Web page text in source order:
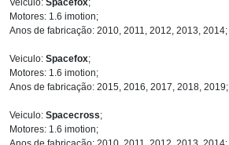
Motores: 1.6 imotion;
Anos de fabricação: 2010, 2011, 2012, 2013, 2014;
Veiculo: Spacefox;
Motores: 1.6 imotion;
Anos de fabricação: 2015, 2016, 2017, 2018, 2019;
Veiculo: Spacecross;
Motores: 1.6 imotion;